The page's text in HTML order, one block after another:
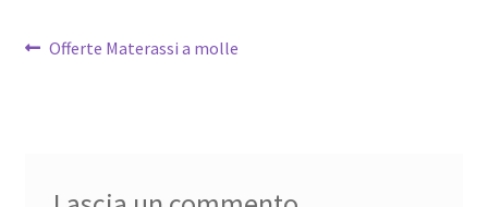
Navigazione
Articolo
Offerte Materassi a molle